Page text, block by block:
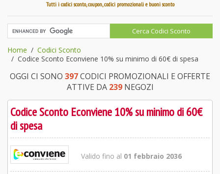
Tutti i codici sconto, coupon, codici promozionali e buoni sconto
Home
Codici Sconto
Codice Sconto Econviene 10% su minimo di 60€ di spesa
OGGI CI SONO 397CODICI PROMOZIONALI E OFFERTE
ATTIVE DA 239NEGOZI
Codice Sconto Econviene 10% su minimo di 60€
di spesa
Valido fino al 01 febbraio 2036